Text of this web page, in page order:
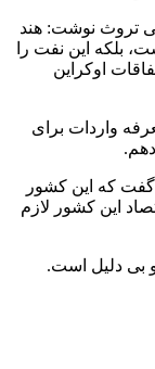
تروث نوشت: هند
بلکه این نفت را
اوکراین
واردات برای
که این کشور
این کشور لازم
و بی دلیل است.